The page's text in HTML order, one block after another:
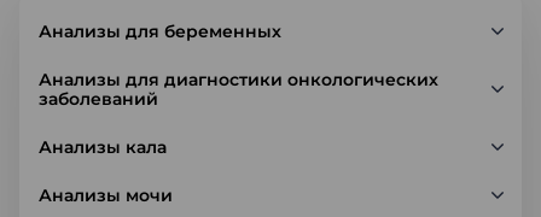
Анализы для беременных
Анализы для диагностики онкологических
заболеваний
Анализы кала
Анализы мочи